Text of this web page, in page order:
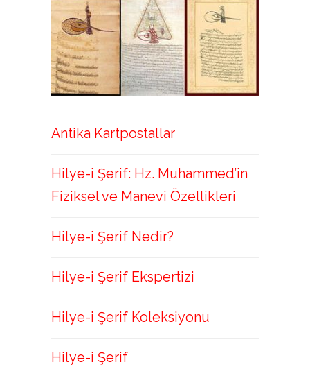
Antika Kartpostallar
Hilye-i Şerif: Hz. Muhammed’in
Fiziksel ve Manevi Özellikleri
Hilye-i Şerif Nedir?
Hilye-i Şerif Ekspertizi
Hilye-i Şerif Koleksiyonu
Hilye-i Şerif